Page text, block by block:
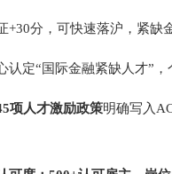
+30分，可快速落沪，紧缺
认定“国际金融紧缺人才”，
项人才激励政策明确写入